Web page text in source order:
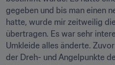
gegeben und bis man einen
hatte, wurde mir zeitweilig
übertragen. Es war sehr
Umkleide alles änderte.
der Dreh- und Angelpunkte